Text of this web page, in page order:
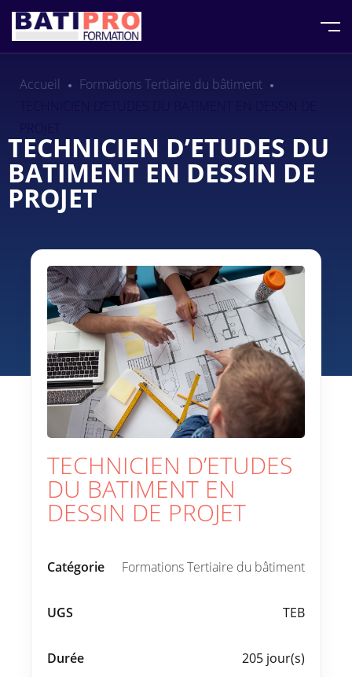
Accueil
Formations Tertiaire du bâtiment
TECHNICIEN D’ETUDES DU
BATIMENT EN DESSIN DE
PROJET
TECHNICIEN D’ETUDES
DU BATIMENT EN
DESSIN DE PROJET
Catégorie Formations Tertiaire du bâtiment
UGS TEB
Durée 205 jour(s)